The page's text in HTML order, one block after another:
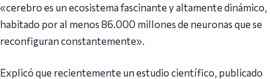
«cerebro es un ecosistema fascinante y altamente dinámico,
habitado por al menos 86.000 millones de neuronas que se
reconfiguran constantemente».
Explicó que recientemente un estudio científico, publicado